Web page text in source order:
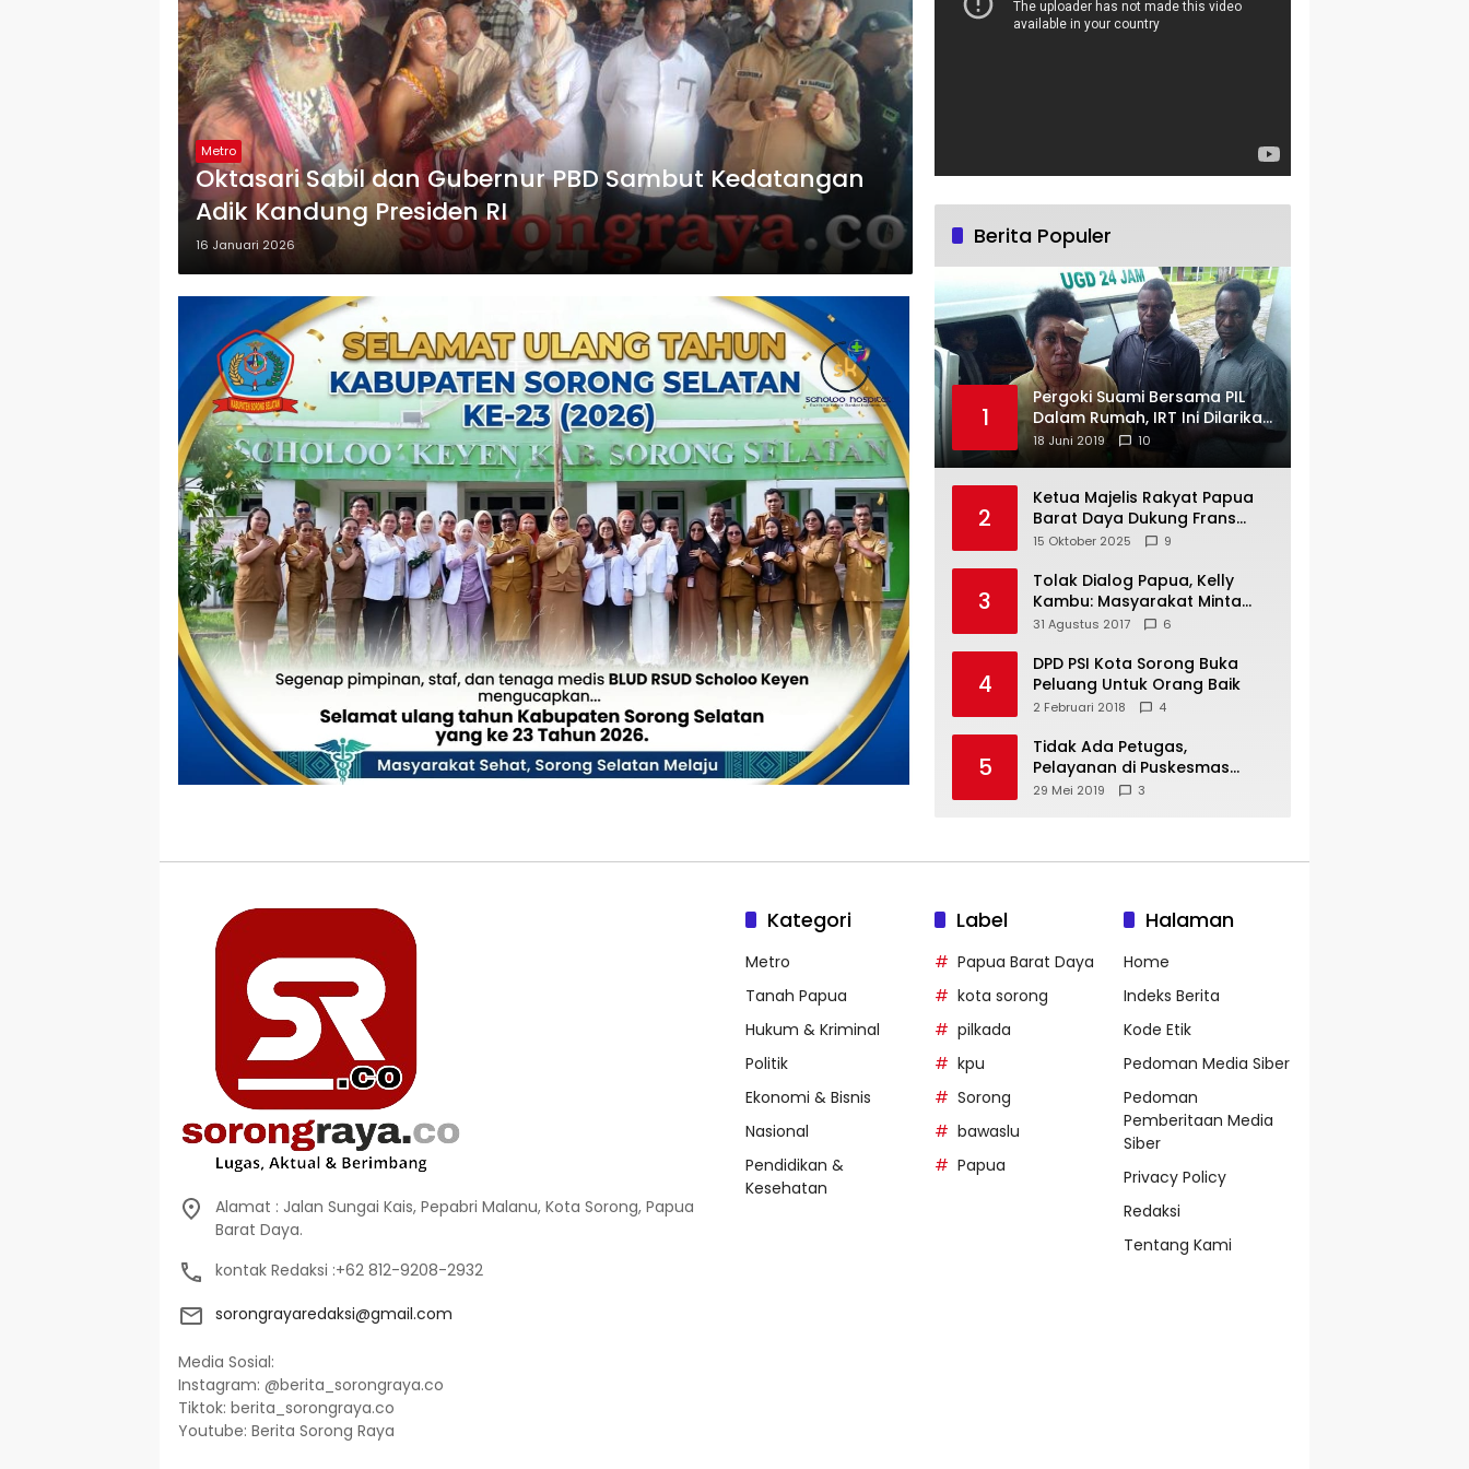
Metro
Oktasari Sabil dan Gubernur PBD Sambut Kedatangan
Adik Kandung Presiden RI
16 Januari 2026 Berita Populer
1
Pergoki Suami Bersama PIL
Dalam Rumah, IRT Ini Dilarikan
ke RS
18 Juni 2019 10
2
Ketua Majelis Rakyat Papua
Barat Daya Dukung Frans
Pigome Sebagai Presidir PT
15 Oktober 2025 9
3
Tolak Dialog Papua, Kelly
Kambu: Masyarakat Minta
Pemekaran
31 Agustus 2017 6
4
DPD PSI Kota Sorong Buka
Peluang Untuk Orang Baik
2 Februari 2018 4
5
Tidak Ada Petugas,
Pelayanan di Puskesmas
Mare-Maybrat Lumpuh
29 Mei 2019 3
Alamat : Jalan Sungai Kais, Pepabri Malanu, Kota Sorong, Papua
Barat Daya.
kontak Redaksi :+62 812-9208-2932
sorongrayaredaksi@gmail.com
Media Sosial:
Instagram: @berita_sorongraya.co
Tiktok: berita_sorongraya.co
Youtube: Berita Sorong Raya
Kategori
Metro
Tanah Papua
Hukum & Kriminal
Politik
Ekonomi & Bisnis
Nasional
Pendidikan &
Kesehatan
Label
Papua Barat Daya
kota sorong
pilkada
kpu
Sorong
bawaslu
Papua
Halaman
Home
Indeks Berita
Kode Etik
Pedoman Media Siber
Pedoman
Pemberitaan Media
Siber
Privacy Policy
Redaksi
Tentang Kami